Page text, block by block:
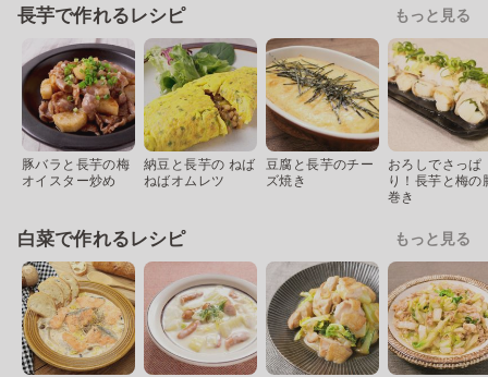
長芋で作れるレシピ もっと見る
豚バラと長芋の梅
オイスター炒め
納豆と長芋の ねば
ねばオムレツ
豆腐と長芋のチー
ズ焼き
おろしでさっぱ
り！長芋と梅の
巻き
白菜で作れるレシピ もっと見る